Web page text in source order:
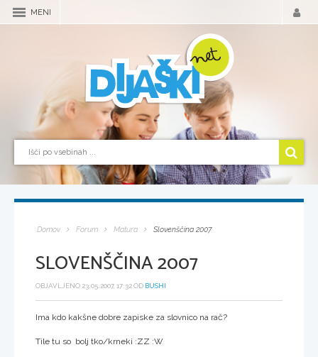
MENI
Domov Forum Matura Slovenščina 2007
SLOVENŠČINA 2007
OBJAVLJENO 23.05.2007, 17:32 OD BUSHI
Ima kdo kakšne dobre zapiske za slovnico na rač?
Tile tu so bolj tko/krneki :ZZ :W